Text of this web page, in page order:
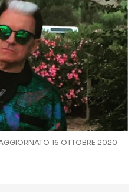
16 OTTOBRE 2020